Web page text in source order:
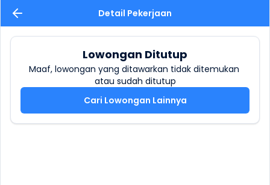
Detail Pekerjaan
Lowongan Ditutup
Maaf, lowongan yang ditawarkan tidak ditemukan
atau sudah ditutup
Cari Lowongan Lainnya